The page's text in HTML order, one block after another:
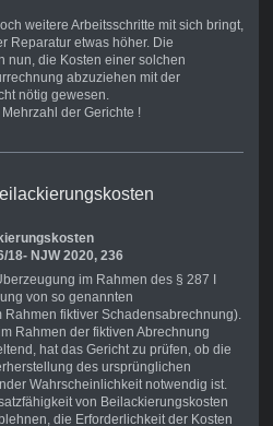
weitere Arbeitsschritte mit sich bringt,
Reparatur etwas höher. Die
nun, die Kosten einer solchen
abzuziehen mit der
nötig gewesen.
der Gerichte !
18- NJW 2020, 236
im Rahmen des § 287 I
von so genannten
Rahmen fiktiver Schadensabrechnung).
Rahmen der fiktiven Abrechnung
hat das Gericht zu prüfen, ob die
des ursprünglichen
Wahrscheinlichkeit notwendig ist.
von Beilackierungskosten
die Erforderlichkeit der Kosten